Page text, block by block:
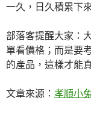
一久，日久積累下
部落客提醒大家：
單看價格； 而是要
的產品，這樣才能
文章來源： 孝順小